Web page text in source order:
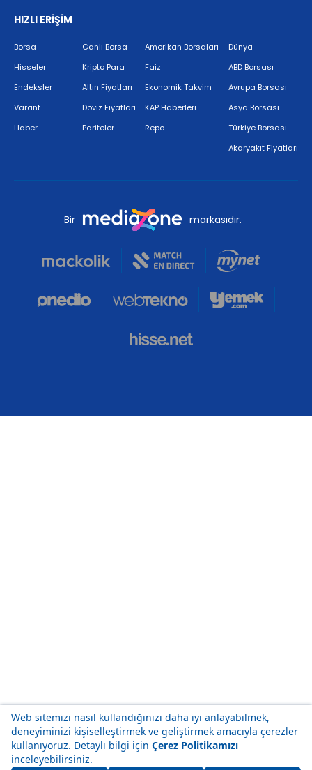
HIZLI ERİŞİM
Borsa
Hisseler
Endeksler
Varant
Haber
Canlı Borsa
Kripto Para
Altın Fiyatları
Döviz Fiyatları
Pariteler
Amerikan Borsaları
Faiz
Ekonomik Takvim
KAP Haberleri
Repo
Dünya
ABD Borsası
Avrupa Borsası
Asya Borsası
Türkiye Borsası
Akaryakıt Fiyatları
Bir markasıdır.